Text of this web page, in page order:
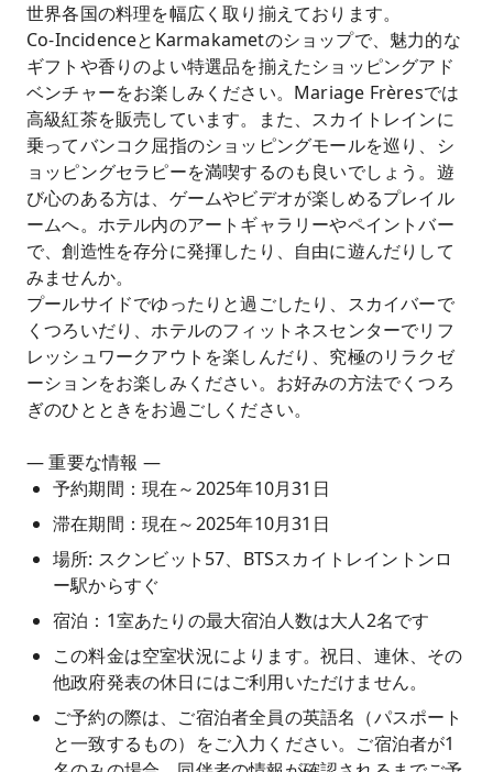
世界各国の料理を幅広く取り揃えております。
Co-IncidenceとKarmakametのショップで、魅力的な
ギフトや香りのよい特選品を揃えたショッピングアド
ベンチャーをお楽しみください。Mariage Frèresでは
高級紅茶を販売しています。また、スカイトレインに
乗ってバンコク屈指のショッピングモールを巡り、シ
ョッピングセラピーを満喫するのも良いでしょう。遊
び心のある方は、ゲームやビデオが楽しめるプレイル
ームへ。ホテル内のアートギャラリーやペイントバー
で、創造性を存分に発揮したり、自由に遊んだりして
みませんか。
プールサイドでゆったりと過ごしたり、スカイバーで
くつろいだり、ホテルのフィットネスセンターでリフ
レッシュワークアウトを楽しんだり、究極のリラクゼ
ーションをお楽しみください。お好みの方法でくつろ
ぎのひとときをお過ごしください。
— 重要な情報 —
予約期間：現在～2025年10月31日
滞在期間：現在～2025年10月31日
場所: スクンビット57、BTSスカイトレイントンロ
ー駅からすぐ
宿泊：1室あたりの最大宿泊人数は大人2名です
この料金は空室状況によります。祝日、連休、その
他政府発表の休日にはご利用いただけません。
ご予約の際は、ご宿泊者全員の英語名（パスポート
と一致するもの）をご入力ください。ご宿泊者が1